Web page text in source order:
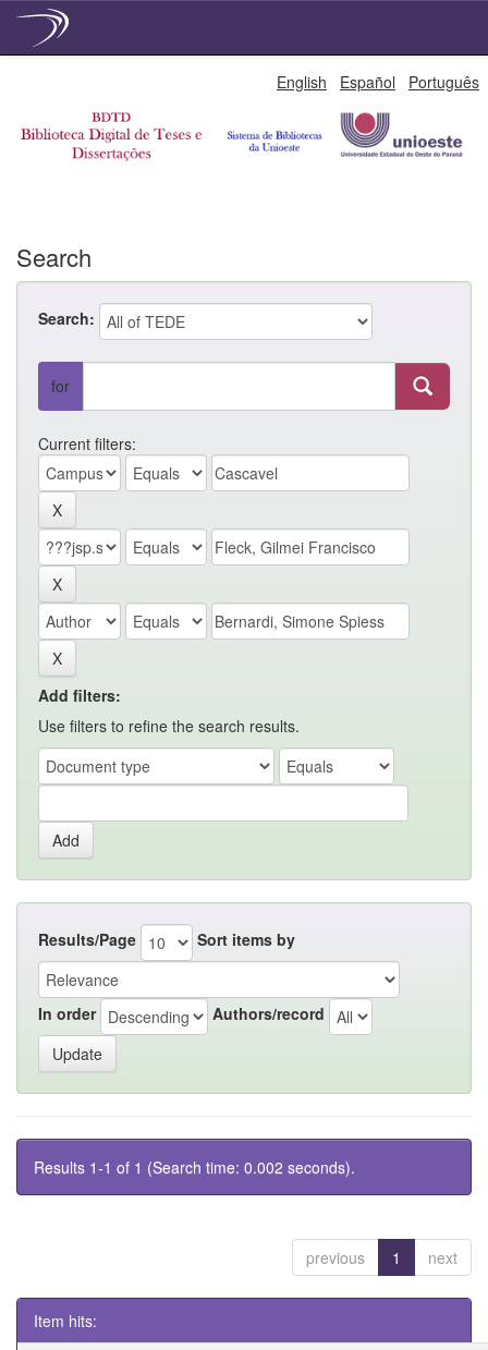
English Español Português
Search
Search:
for
Current filters:
Add filters:
Use filters to refine the search results.
Results/Page Sort items by
In order Authors/record
Results 1-1 of 1 (Search time: 0.002 seconds).
previous 1 next
Item hits: